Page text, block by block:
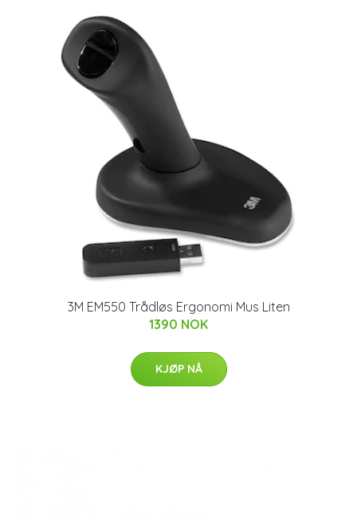
3M EM550 Trådløs Ergonomi Mus Liten
1390 NOK
KJØP NÅ